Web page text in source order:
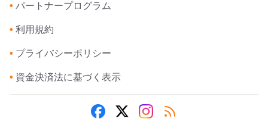
• パートナープログラム
• 利用規約
• プライバシーポリシー
• 資金決済法に基づく表示